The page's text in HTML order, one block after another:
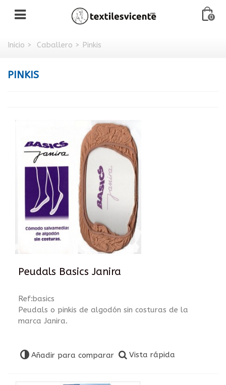
0
Inicio > Caballero > Pinkis
PINKIS
Peudals Basics Janira
Ref:basics
Peudals o pinkis de algodón sin costuras de la
marca Janira.
Añadir para comparar Vista rápida